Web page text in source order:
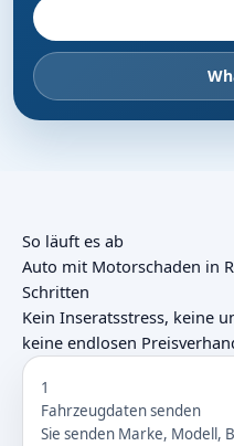
So läuft es ab
Auto mit Motorschaden in
Schritten
Kein Inseratsstress, keine
keine endlosen
1
Fahrzeugdaten senden
Sie senden Marke, Modell,